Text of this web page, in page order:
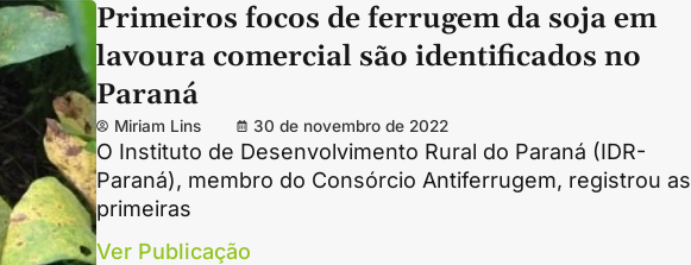
Primeiros focos de ferrugem da soja em
lavoura comercial são identificados no
Paraná
Miriam Lins 30 de novembro de 2022
O Instituto de Desenvolvimento Rural do Paraná (IDR-
Paraná), membro do Consórcio Antiferrugem, registrou as
primeiras
Ver Publicação